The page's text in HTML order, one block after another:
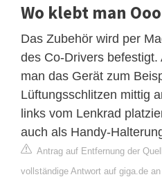
Wo klebt man
Das Zubehör wird per
des Co-Drivers
man das Gerät zum
Lüftungsschlitzen mittig
links vom Lenkrad
auch als Handy-
Antrag auf Entfernung der
vollständige Antwort auf giga.de an